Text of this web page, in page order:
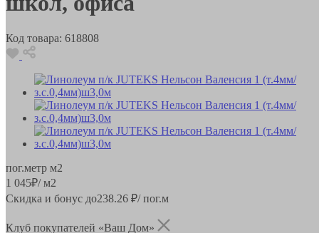
Код товара: 618808
пог.метр м2
1 045₽/ м2
Скидка и бонус до238.26 ₽/ пог.м
Клуб покупателей «Ваш Дом»